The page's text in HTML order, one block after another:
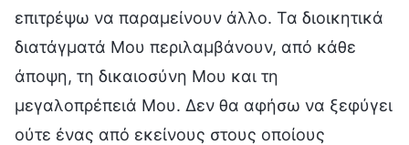
επιτρέψω να παραμείνουν άλλο. Τα διοικητικά
διατάγματά Μου περιλαμβάνουν, από κάθε
άποψη, τη δικαιοσύνη Μου και τη
μεγαλοπρέπειά Μου. Δεν θα αφήσω να ξεφύγει
ούτε ένας από εκείνους στους οποίους